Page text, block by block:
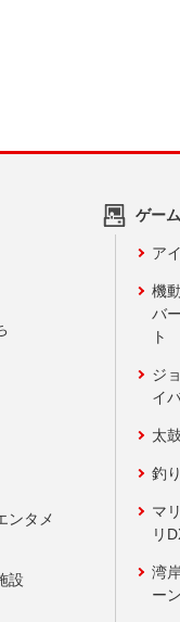
ンタメ
設
ゲー
ア
機
バ
ト
ジ
イ
太
釣
マ
リ
湾
ー